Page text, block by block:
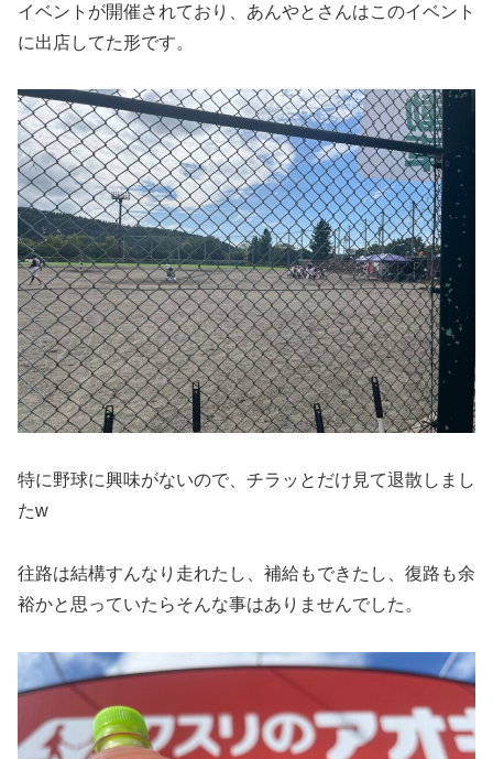
イベントが開催されており、あんやとさんはこのイベント
に出店してた形です。
特に野球に興味がないので、チラッとだけ見て退散しまし
たw
往路は結構すんなり走れたし、補給もできたし、復路も余
裕かと思っていたらそんな事はありませんでした。